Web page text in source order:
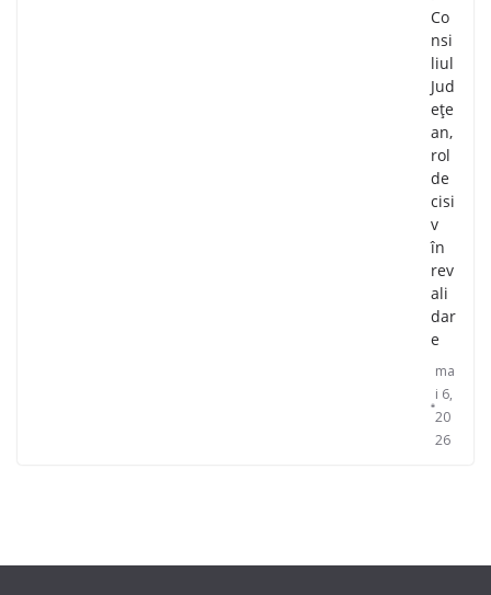
Co
nsi
liul
Jud
ețe
an,
rol
de
cisi
v
în
rev
ali
dar
e
ma
i 6,
20
26